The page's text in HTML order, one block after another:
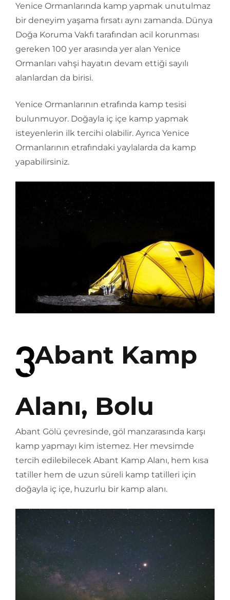
Yenice Ormanlarında kamp yapmak unutulmaz
bir deneyim yaşama fırsatı aynı zamanda. Dünya
Doğa Koruma Vakfı tarafından acil korunması
gereken 100 yer arasında yer alan Yenice
Ormanları vahşi hayatın devam ettiği sayılı
alanlardan da birisi.
Yenice Ormanlarının etrafında kamp tesisi
bulunmuyor. Doğayla iç içe kamp yapmak
isteyenlerin ilk tercihi olabilir. Ayrıca Yenice
Ormanlarının etrafındaki yaylalarda da kamp
yapabilirsiniz.
Abant Kamp
Alanı, Bolu
Abant Gölü çevresinde, göl manzarasında karşı
kamp yapmayı kim istemez. Her mevsimde
tercih edilebilecek Abant Kamp Alanı, hem kısa
tatiller hem de uzun süreli kamp tatilleri için
doğayla iç içe, huzurlu bir kamp alanı.